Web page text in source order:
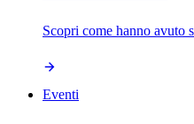
Scopri come hanno avuto
Eventi